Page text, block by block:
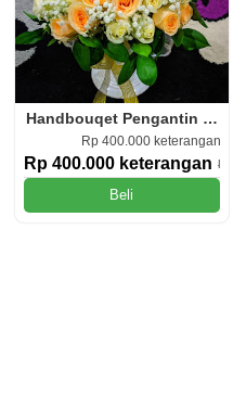
Handbouqet Pengantin
Rp 400.000 keterangan
Rp 400.000 keterangan Rp
Beli